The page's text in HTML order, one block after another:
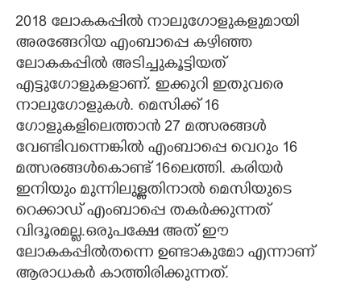
2018 ലോകകപ്പിൽ നാലുഗോളുകളുമായി
അരങ്ങേറിയ എംബാപ്പെ കഴിഞ്ഞ
ലോകകപ്പിൽ അടിച്ചുകൂട്ടിയത്
എട്ടുഗോളുകളാണ്. ഇക്കുറി ഇതുവരെ
നാലുഗോളുകൾ. മെസിക്ക് 16
ഗോളുകളിലെത്താൻ 27 മത്സരങ്ങൾ
വേണ്ടിവന്നെങ്കിൽ എംബാപ്പെ വെറും 16
മത്സരങ്ങൾകൊണ്ട് 16ലെത്തി. കരിയർ
ഇനിയും മുന്നിലുള്ളതിനാൽ മെസിയുടെ
റെക്കാഡ് എംബാപ്പെ തകർക്കുന്നത്
വിദൂരമല്ല.ഒരുപക്ഷേ അത് ഈ
ലോകകപ്പിൽതന്നെ ഉണ്ടാകുമോ എന്നാണ്
ആരാധകർ കാത്തിരിക്കുന്നത്.